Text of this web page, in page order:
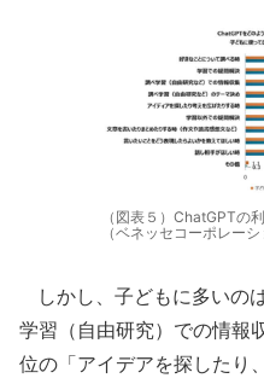
（図表５）ChatGPTの
（ベネッセコーポレーシ
しかし、子どもに多いの
学習（自由研究）での情報
位の「アイデアを探したり